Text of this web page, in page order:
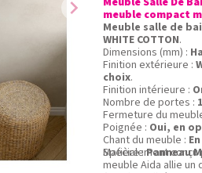
chevron_right
meuble compact
Meuble salle de
WHITE COTTON.
Dimensions (mm) :
Finition extérieure :
choix.
Finition intérieure :
Nombre de portes : 1
Fermeture du
Poignée : Oui, en
Chant du meuble :
Matière :Panneau
Spécialement
meuble Aida allie